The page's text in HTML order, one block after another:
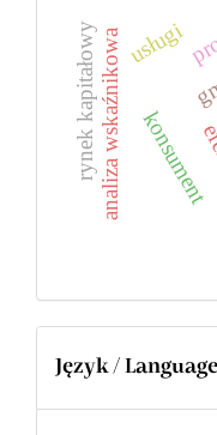
konsument
analiza wskaźnikowa usługi
rynek kapitałowy
Język / Language